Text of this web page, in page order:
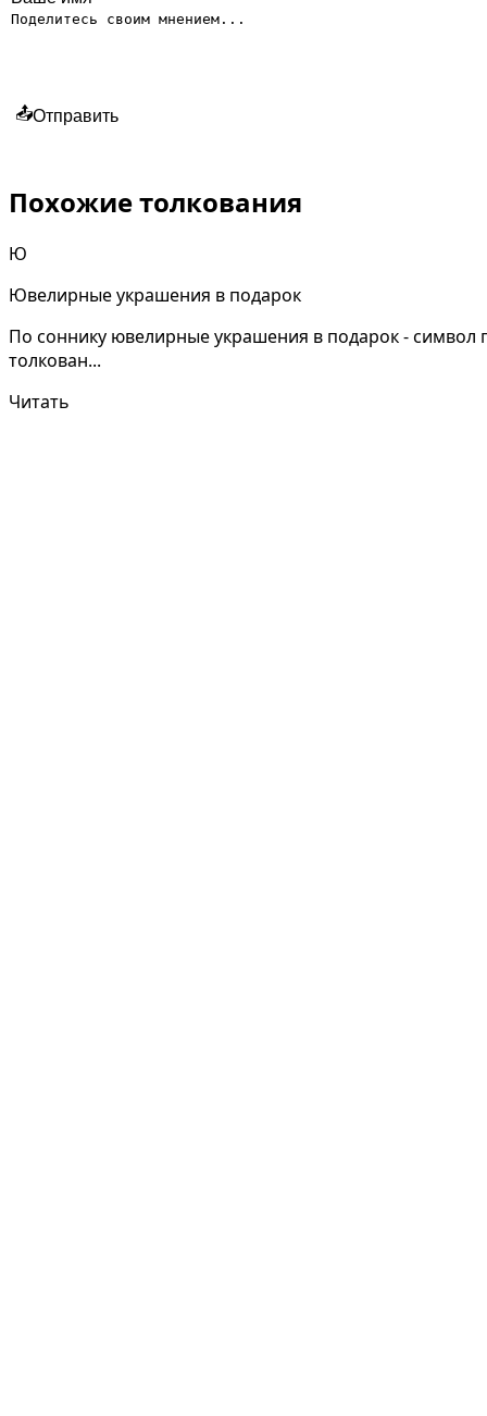
📤Отправить
Похожие толкования
Ю
Ювелирные украшения в подарок
По соннику ювелирные украшения в подарок -
толкован...
Читать